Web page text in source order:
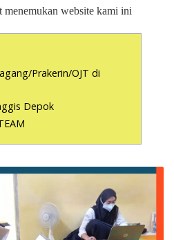
menemukan website kami ini
Prakerin/OJT di
Depok